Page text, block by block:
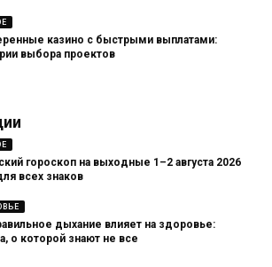
казино с быстрыми выплатами:
выбора проектов
гороскоп на выходные 1–2 августа 2026
всех знаков
дыхание влияет на здоровье:
о которой знают не все